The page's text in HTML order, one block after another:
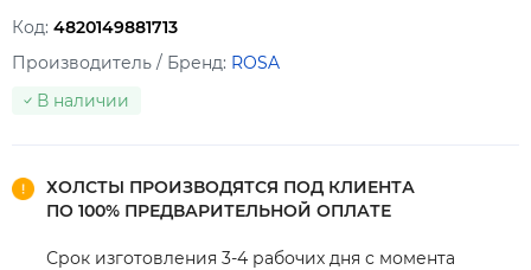
Код: 4820149881713
Производитель / Бренд: ROSA
В наличии
ХОЛСТЫ ПРОИЗВОДЯТСЯ ПОД КЛИЕНТА
ПО 100% ПРЕДВАРИТЕЛЬНОЙ ОПЛАТЕ
Срок изготовления 3-4 рабочих дня с момента